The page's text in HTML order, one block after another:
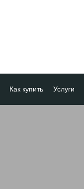
Как купить Услуги